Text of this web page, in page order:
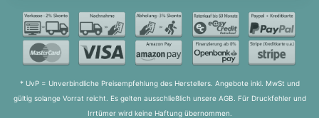
Lautsprechersystem： 4 Kanäle / 8
Lautsprecher - Leistung 10W x 2 + 10 W x 2
Stromversorgung über Netzadapter AD-
Ausschaltautomatik: ca. 4 Stunden,
deaktivierbar
* UvP = Unverbindliche Preisempfehlung des Herstellers. Angebote inkl. MwSt und
gültig solange Vorrat reicht. Es gelten ausschließlich unsere AGB. Für Druckfehler und
Irrtümer wird keine Haftung übernommen.